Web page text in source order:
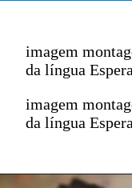
imagem
da língua
imagem
da língua